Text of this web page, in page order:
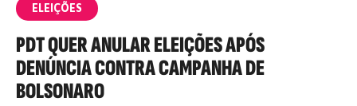
ELEIÇÕES
PDT QUER ANULAR ELEIÇÕES APÓS
DENÚNCIA CONTRA CAMPANHA DE
BOLSONARO